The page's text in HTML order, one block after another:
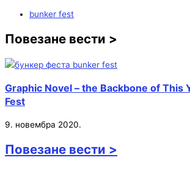
bunker fest
Повезане вести >
Graphic Novel – the Backbone of This
Fest
9. новембра 2020.
Повезане вести >